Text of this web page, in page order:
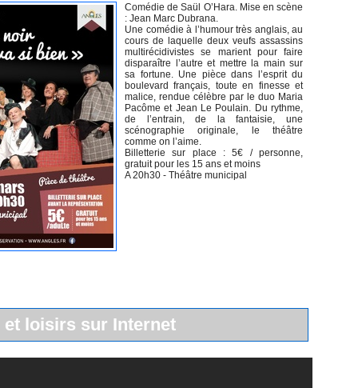
Comédie de Saül O’Hara. Mise en scène
: Jean Marc Dubrana.
Une comédie à l’humour très anglais, au
cours de laquelle deux veufs assassins
multirécidivistes se marient pour faire
disparaître l’autre et mettre la main sur
sa fortune. Une pièce dans l’esprit du
boulevard français, toute en finesse et
malice, rendue célèbre par le duo Maria
Pacôme et Jean Le Poulain. Du rythme,
de l’entrain, de la fantaisie, une
scénographie originale, le théâtre
comme on l’aime.
Billetterie sur place : 5€ / personne,
gratuit pour les 15 ans et moins
A 20h30 - Théâtre municipal
et loisirs sur Internet